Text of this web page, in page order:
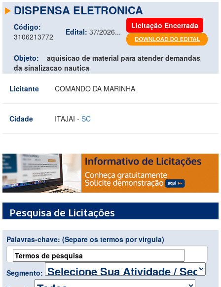
DISPENSA ELETRONICA
Código:
3106213772
Edital: 37/2026...
Licitação Encerrada
Objeto:
aquisicao de material para atender demandas
da sinalizacao nautica
Licitante COMANDO DA MARINHA
Cidade ITAJAI - SC
Pesquisa de Licitações
Palavras-chave: (Separe os termos por virgula)
Segmento: